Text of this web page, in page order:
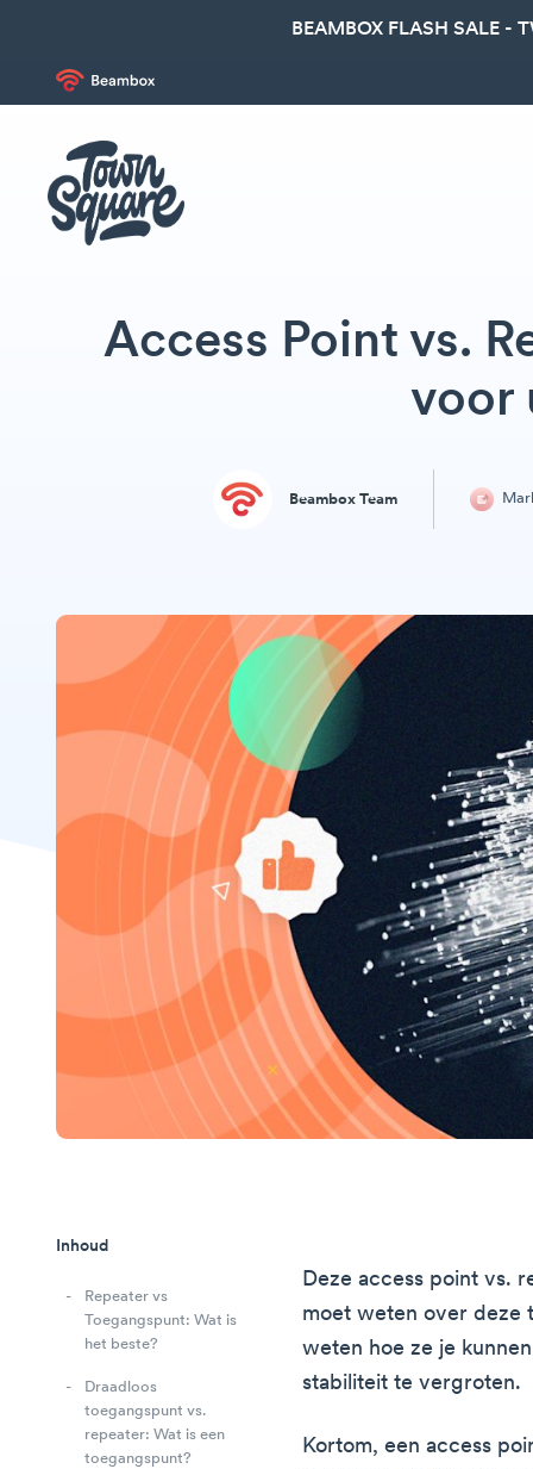
BEAMBOX FLASH SALE -
Access Point vs.
voor
Beambox Team
Inhoud
Repeater vs
Toegangspunt: Wat is
het beste?
Draadloos
toegangspunt vs.
repeater: Wat is een
toegangspunt?
Deze access point vs.
moet weten over deze
weten hoe ze je
stabiliteit te vergroten.
Kortom, een access